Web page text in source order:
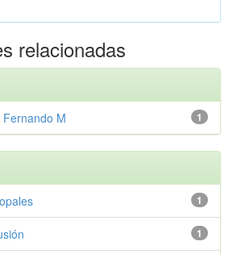
relacionadas
1
M
1
1